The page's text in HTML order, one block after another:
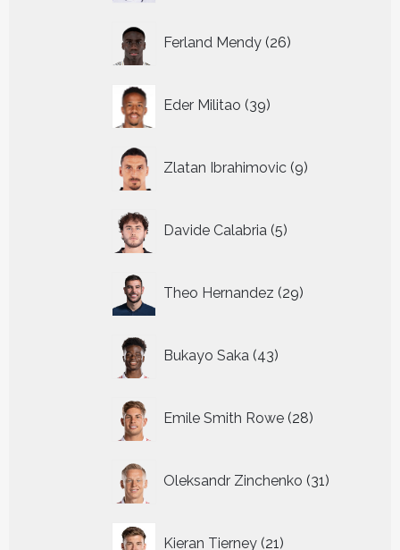
Ferland Mendy 26
producten
Eder Militao 39
producten
Zlatan Ibrahimovic 9
producten
Davide Calabria 5
producten
Theo Hernandez 29
producten
Bukayo Saka 43
producten
Emile Smith Rowe 28
producten
Oleksandr Zinchenko 31
producten
Kieran Tierney 21